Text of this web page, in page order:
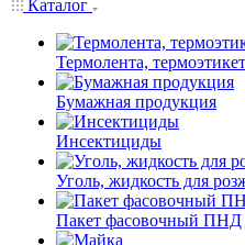
Каталог
Термолента,
Бумажная продукция
Инсектициды
Уголь, жидкость для
Пакет фасовочный ПНД